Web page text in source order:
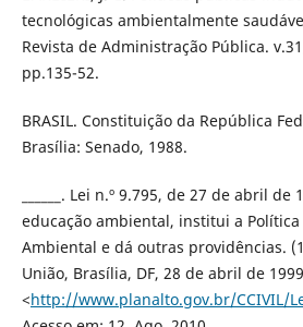
tecnológicas ambientalmente
Revista de Administração Pública.
pp.135-52.
BRASIL. Constituição da República
Brasília: Senado, 1988.
______. Lei n.º 9.795, de 27 de abril
educação ambiental, institui a
Ambiental e dá outras providências.
União, Brasília, DF, 28 de abril de
<http://www.planalto.gov.br/CCIVIL/